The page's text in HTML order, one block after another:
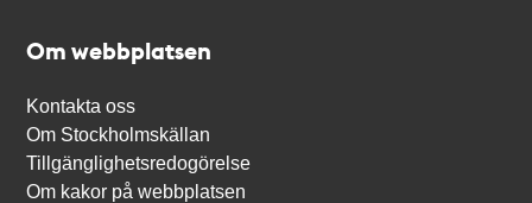
Om webbplatsen
Kontakta oss
Om Stockholmskällan
Tillgänglighetsredogörelse
Om kakor på webbplatsen